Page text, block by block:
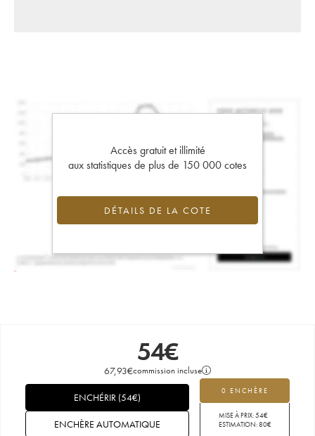
Accès gratuit et illimité
aux statistiques de plus de 150 000 cotes
DÉTAILS DE LA COTE
54€
67,93€commission incluse
0 ENCHÈRE
MISE À PRIX:54€
ESTIMATION:80€
ENCHÉRIR (54€)
ENCHÈRE AUTOMATIQUE